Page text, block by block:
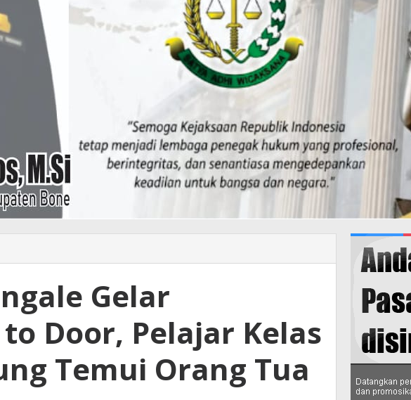
Gelar
Door, Pelajar Kelas
Temui Orang Tua